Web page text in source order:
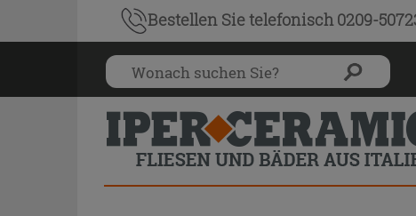
Bestellen Sietelefonisch 0209-